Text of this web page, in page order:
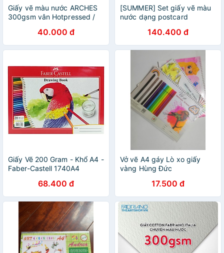
Giấy vẽ màu nước ARCHES
300gsm vân Hotpressed /
40.000 đ
[SUMMER] Set giấy vẽ màu
nước dạng postcard
140.400 đ
Giấy Vẽ 200 Gram - Khổ A4 -
Faber-Castell 1740A4
68.400 đ
Vở vẽ A4 gáy Lò xo giấy
vàng Hùng Đức
17.500 đ